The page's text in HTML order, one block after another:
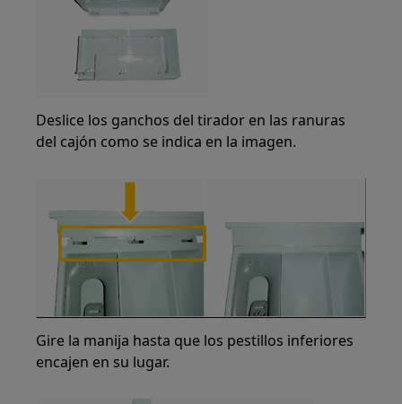
Deslice los ganchos del tirador en las ranuras
del cajón como se indica en la imagen.
Gire la manija hasta que los pestillos inferiores
encajen en su lugar.